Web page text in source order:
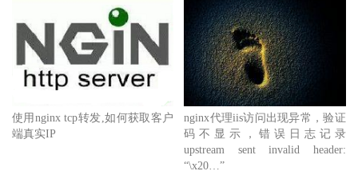
使用nginx tcp转发,如何获取客户
端真实IP
nginx代理iis访问出现异常，验证
码不显示，错误日志记录
upstream sent invalid header:
“\x20…”